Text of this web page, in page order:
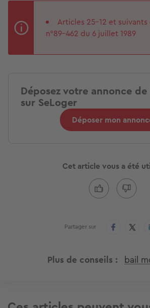
Articles 25-12 et suivants
n°89-462 du 6 juillet 1989
Déposez votre annonce
sur SeLoger
Déposer mon
Cet article vous a été
Partager sur
Plus de conseils bail